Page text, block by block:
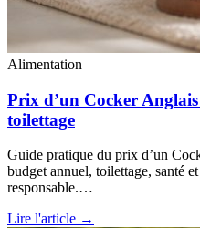
Alimentation
Prix d’un Cocker
toilettage
Guide pratique du prix d’un
budget annuel, toilettage, santé
responsable.…
Lire l'article →